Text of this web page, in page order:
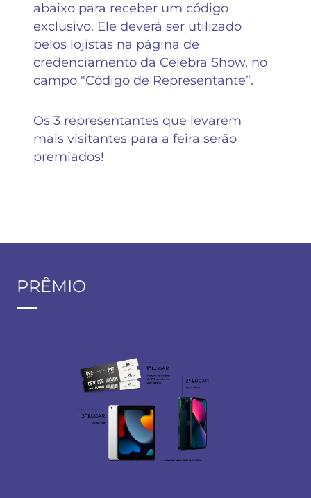
abaixo para receber um código
exclusivo. Ele deverá ser utilizado
pelos lojistas na página de
credenciamento da Celebra Show, no
campo "Código de Representante”.
Os 3 representantes que levarem
mais visitantes para a feira serão
premiados!
PRÊMIO